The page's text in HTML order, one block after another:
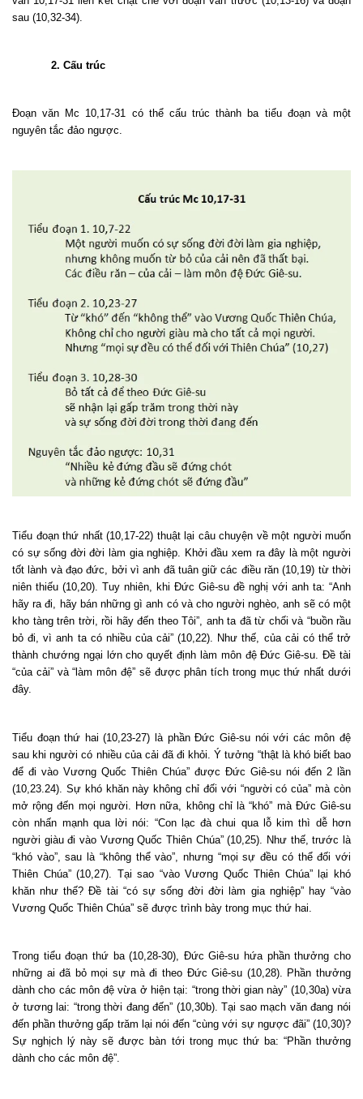
sau (10,32-34).
2. Cấu trúc
Đoạn văn Mc 10,17-31 có thể cấu trúc thành ba tiểu đoạn và một
nguyên tắc đảo ngược.
Tiểu đoạn thứ nhất (10,17-22) thuật lại câu chuyện về một người muốn
có sự sống đời đời làm gia nghiệp. Khởi đầu xem ra đây là một người
tốt lành và đạo đức, bởi vì anh đã tuân giữ các điều răn (10,19) từ thời
niên thiếu (10,20). Tuy nhiên, khi Đức Giê-su đề nghị với anh ta: “Anh
hãy ra đi, hãy bán những gì anh có và cho người nghèo, anh sẽ có một
kho tàng trên trời, rồi hãy đến theo Tôi”, anh ta đã từ chối và “buồn rầu
bỏ đi, vì anh ta có nhiều của cải” (10,22). Như thế, của cải có thể trở
thành chướng ngại lớn cho quyết định làm môn đệ Đức Giê-su. Đề tài
“của cải” và “làm môn đệ” sẽ được phân tích trong mục thứ nhất dưới
đây.
Tiểu đoạn thứ hai (10,23-27) là phần Đức Giê-su nói với các môn đệ
sau khi người có nhiều của cải đã đi khỏi. Ý tưởng “thật là khó biết bao
để đi vào Vương Quốc Thiên Chúa” được Đức Giê-su nói đến 2 lần
(10,23.24). Sự khó khăn này không chỉ đối với “người có của” mà còn
mở rộng đến mọi người. Hơn nữa, không chỉ là “khó” mà Đức Giê-su
còn nhấn mạnh qua lời nói: “Con lạc đà chui qua lỗ kim thì dễ hơn
người giàu đi vào Vương Quốc Thiên Chúa” (10,25). Như thế, trước là
“khó vào”, sau là “không thể vào”, nhưng “mọi sự đều có thể đối với
Thiên Chúa” (10,27). Tại sao “vào Vương Quốc Thiên Chúa” lại khó
khăn như thế? Đề tài “có sự sống đời đời làm gia nghiệp” hay “vào
Vương Quốc Thiên Chúa” sẽ được trình bày trong mục thứ hai.
Trong tiểu đoạn thứ ba (10,28-30), Đức Giê-su hứa phần thưởng cho
những ai đã bỏ mọi sự mà đi theo Đức Giê-su (10,28). Phần thưởng
dành cho các môn đệ vừa ở hiện tại: “trong thời gian này” (10,30a) vừa
ở tương lai: “trong thời đang đến” (10,30b). Tại sao mạch văn đang nói
đến phần thưởng gấp trăm lại nói đến “cùng với sự ngược đãi” (10,30)?
Sự nghịch lý này sẽ được bàn tới trong mục thứ ba: “Phần thưởng
dành cho các môn đệ”.